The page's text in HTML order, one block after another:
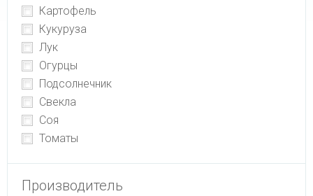
Картофель
Кукуруза
Лук
Огурцы
Подсолнечник
Свекла
Соя
Томаты
Производитель